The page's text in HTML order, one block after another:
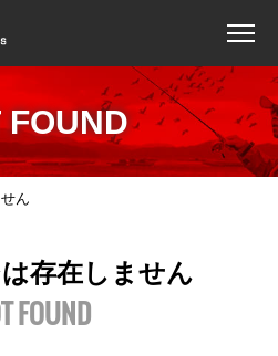
FOUND
ん
存在しません
FOUND